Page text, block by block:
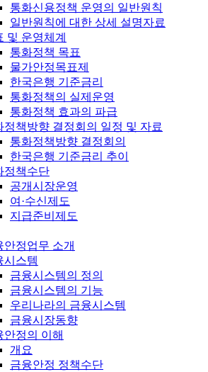
통화신용정책 운영의 일반원칙
일반원칙에 대한 상세 설명자료
및 운영체계
통화정책 목표
물가안정목표제
한국은행 기준금리
통화정책의 실제운영
통화정책 효과의 파급
정책방향 결정회의 일정 및 자료
통화정책방향 결정회의
한국은행 기준금리 추이
정책수단
공개시장운영
여·수신제도
지급준비제도
안정업무 소개
시스템
금융시스템의 정의
금융시스템의 기능
우리나라의 금융시스템
금융시장동향
안정의 이해
개요
금융안정 정책수단